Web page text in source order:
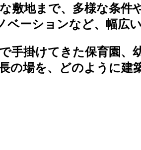
敷地まで、多様な条件
ーションなど、幅広
掛けてきた保育園、
の場を、どのように